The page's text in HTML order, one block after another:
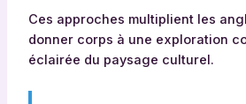
Ces approches multiplient les
donner corps à une exploration
éclairée du paysage culturel.